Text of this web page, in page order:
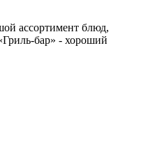
ассортимент блюд,
бар» - хороший